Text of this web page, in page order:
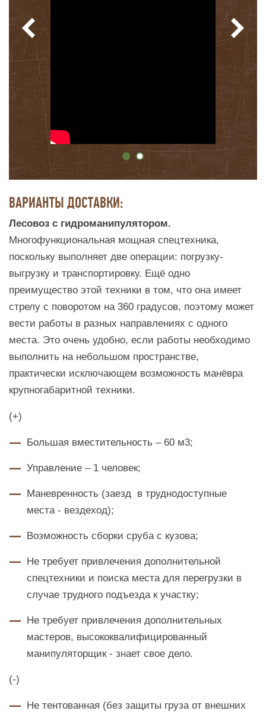
ВАРИАНТЫ ДОСТАВКИ:
Лесовоз с гидроманипулятором.
Многофункциональная мощная спецтехника,
поскольку выполняет две операции: погрузку-
выгрузку и транспортировку. Ещё одно
преимущество этой техники в том, что она имеет
стрелу с поворотом на 360 градусов, поэтому может
вести работы в разных направлениях с одного
места. Это очень удобно, если работы необходимо
выполнить на небольшом пространстве,
практически исключающем возможность манёвра
крупногабаритной техники.
(+)
Большая вместительность – 60 м3;
Управление – 1 человек;
Маневренность (заезд в труднодоступные
места - вездеход);
Возможность сборки сруба с кузова;
Не требует привлечения дополнительной
спецтехники и поиска места для перегрузки в
случае трудного подъезда к участку;
Не требует привлечения дополнительных
мастеров, высококвалифицированный
манипуляторщик - знает свое дело.
(-)
Не тентованная (без защиты груза от внешних